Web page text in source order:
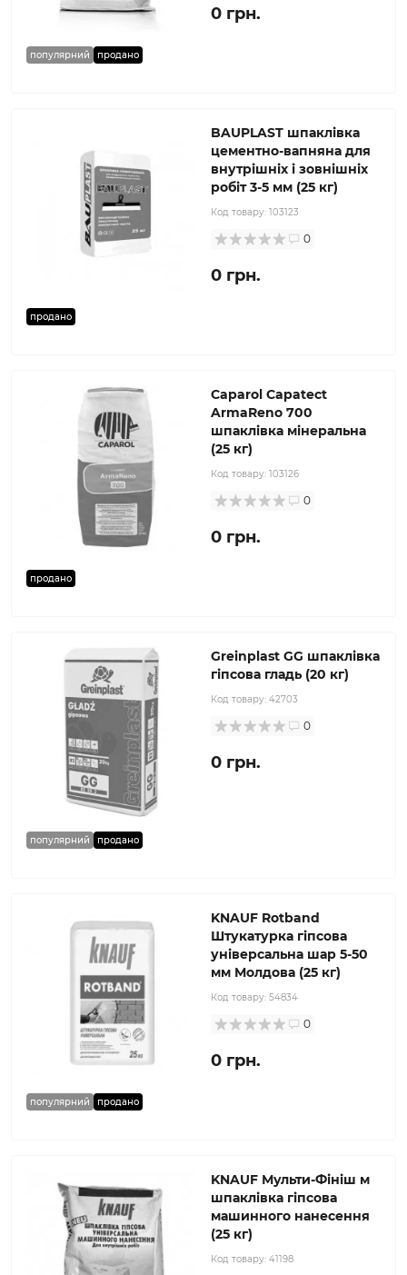
популярний продано
0 грн.
продано
BAUPLAST шпаклівка
цементно-вапняна для
внутрішніх і зовнішніх
робіт 3-5 мм (25 кг)
Код товару: 103123
0
0 грн.
продано
Caparol Capatect
ArmaReno 700
шпаклівка мінеральна
(25 кг)
Код товару: 103126
0
0 грн.
популярний продано
Greinplast GG шпаклівка
гіпсова гладь (20 кг)
Код товару: 42703
0
0 грн.
популярний продано
KNAUF Rotband
Штукатурка гіпсова
універсальна шар 5-50
мм Молдова (25 кг)
Код товару: 54834
0
0 грн.
KNAUF Мульти-Фініш м
шпаклівка гіпсова
машинного нанесення
(25 кг)
Код товару: 41198